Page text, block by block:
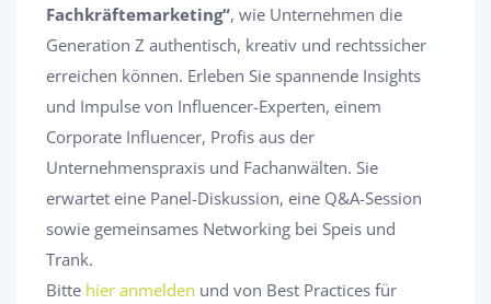
Fachkräftemarketing“, wie Unternehmen die
Generation Z authentisch, kreativ und rechtssicher
erreichen können. Erleben Sie spannende Insights
und Impulse von Influencer-Experten, einem
Corporate Influencer, Profis aus der
Unternehmenspraxis und Fachanwälten. Sie
erwartet eine Panel-Diskussion, eine Q&A-Session
sowie gemeinsames Networking bei Speis und
Trank.
Bitte hier anmelden und von Best Practices für